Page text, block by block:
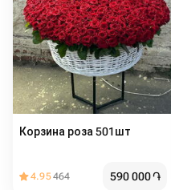
Корзина роза 501шт
4.95464 590 000֏